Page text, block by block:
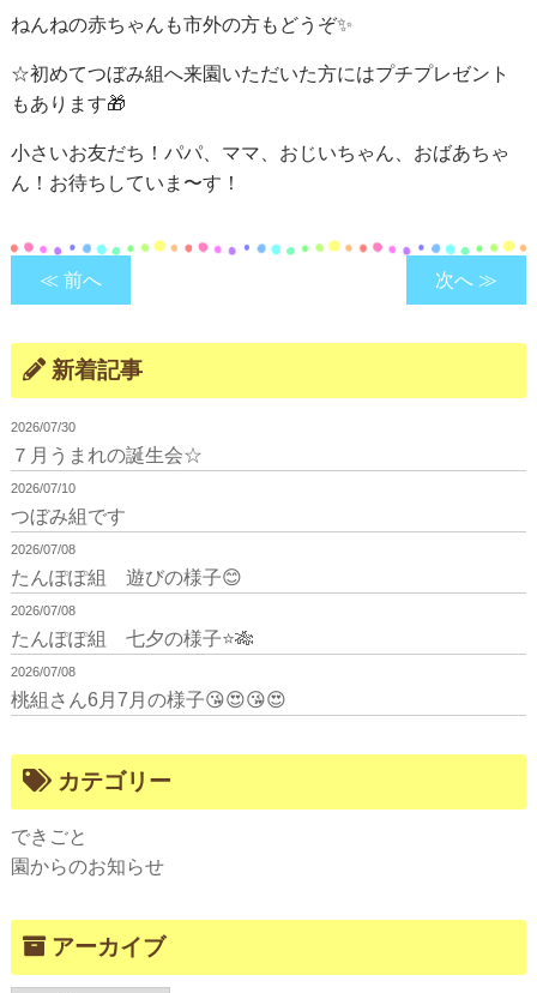
ねんねの赤ちゃんも市外の方もどうぞ✨
☆初めてつぼみ組へ来園いただいた方にはプチプレゼント
もあります🎁
小さいお友だち！パパ、ママ、おじいちゃん、おばあちゃ
ん！お待ちしていま〜す！
≪ 前へ 次へ ≫
新着記事
2026/07/30
７月うまれの誕生会☆
2026/07/10
つぼみ組です
2026/07/08
たんぽぽ組 遊びの様子😊
2026/07/08
たんぽぽ組 七夕の様子⭐🎋
2026/07/08
桃組さん6月7月の様子😘😍😘😍
カテゴリー
できごと
園からのお知らせ
アーカイブ